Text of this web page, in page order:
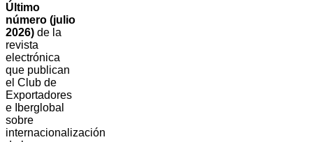
Último
número (julio
2026) de la
revista
electrónica
que publican
el Club de
Exportadores
e Iberglobal
sobre
internacionalización